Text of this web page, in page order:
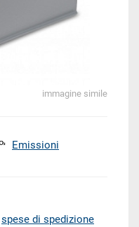
immagine simile
Emissioni
spese di spedizione